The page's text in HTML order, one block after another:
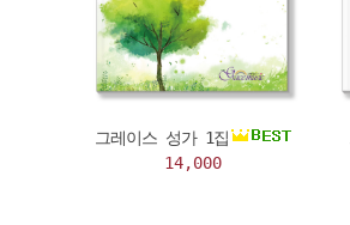
그레이스 성가 1집
14,000